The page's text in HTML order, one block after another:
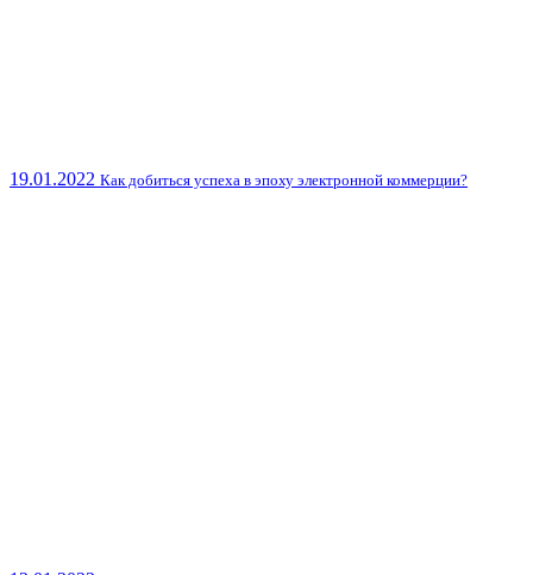
19.01.2022 Как добиться успеха в эпоху электронной коммерции?